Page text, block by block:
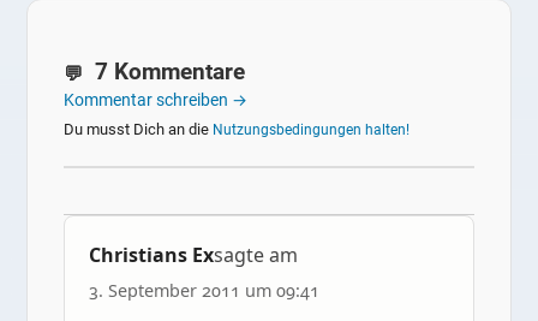
7 Kommentare
Kommentar schreiben →
Du musst Dich an die Nutzungsbedingungen halten!
Christians Exsagte am
3. September 2011 um 09:41